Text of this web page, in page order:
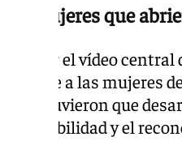
las mujeres que
conocer el vídeo
a las mujeres
que tuvieron que
la visibilidad y el